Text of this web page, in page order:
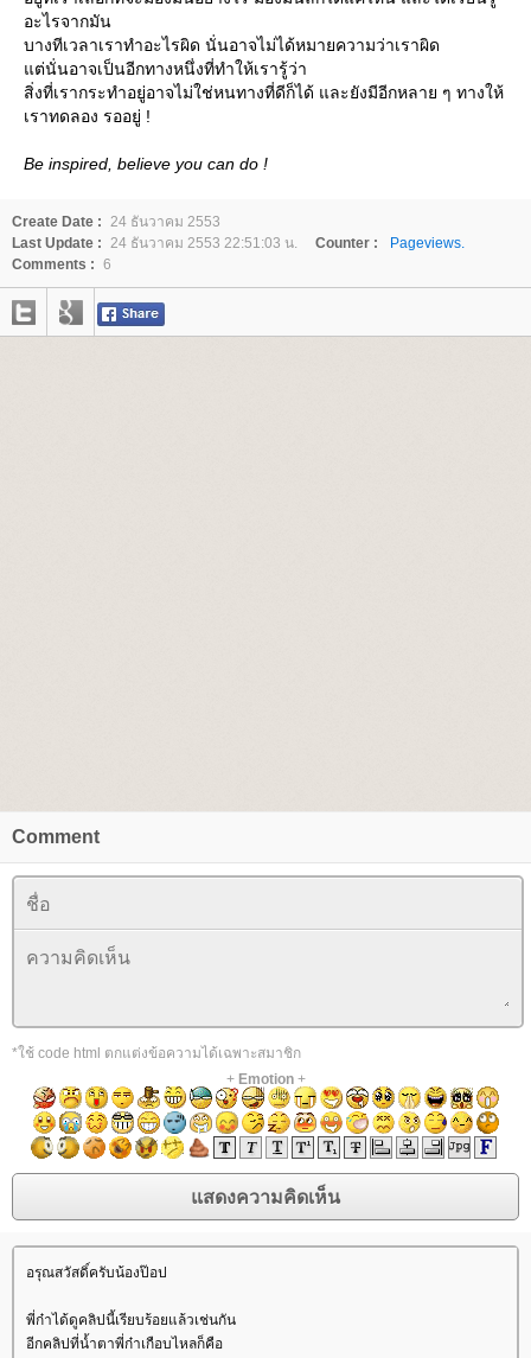
อะไรจากมัน
บางทีเวลาเราทำอะไรผิด นั่นอาจไม่ได้หมายความว่าเราผิด
ต่นั่นอาจเป็นอีกทางหนึ่งที่ทำให้เรารู้ว่า
สิ่งที่เรากระทำอยู่อาจไม่ใช่หนทางที่ดีก็ได้ และยังมีอีกหลาย ๆ ทางให้
เราทดลอง รออยู่ !
Be inspired, believe you can do !
Create Date : 24 ธันวาคม 2553
Last Update : 24 ธันวาคม 2553 22:51:03 น. Counter :
Pageviews.
Comments : 6
Comment
*ใช้ code html ตกแต่งข้อความได้เฉพาะสมาชิก
+ Emotion+
อรุณสวัสดิ์ครับน้องป๊อป
พี่ก๋าได้ดูคลิปนี้เรียบร้อยแล้วเช่นกัน
อีกคลิปที่น้ำตาพี่ก๋าเกือบไหลก็คือ